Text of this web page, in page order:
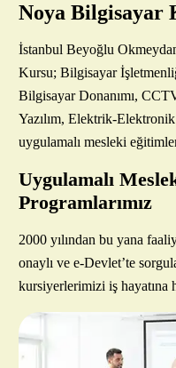
Noya Bilgisayar
İstanbul Beyoğlu
Kursu; Bilgisayar
Bilgisayar Donanımı,
Yazılım, Elektrik-
uygulamalı mesleki
Uygulamalı
Programlarımız
2000 yılından bu yana
onaylı ve e-Devlet’te
kursiyerlerimizi iş hayatına